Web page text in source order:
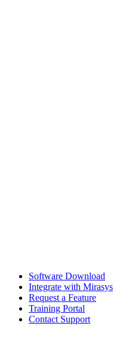
Software Download
Integrate with Mirasys
Request a Feature
Training Portal
Contact Support